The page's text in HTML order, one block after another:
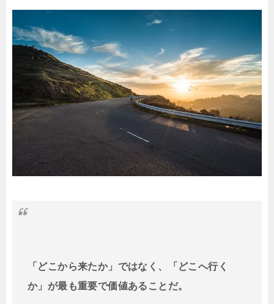
「どこから来たか」ではなく、「どこへ行く
か」が最も重要で価値あることだ。